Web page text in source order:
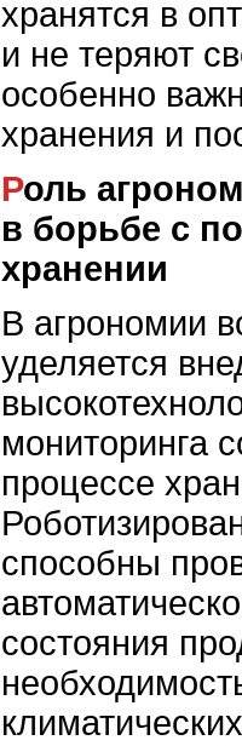
хранятся в
и не теряют
особенно
хранения и
Роль агрономии и роботизации
в борьбе с
хранении
В агрономии
уделяется
мониторинга
процессе
способны
состояния